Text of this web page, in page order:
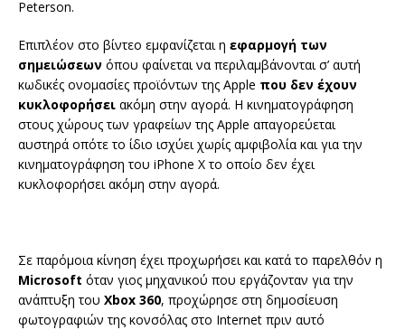
Peterson.
Επιπλέον στο βίντεο εμφανίζεται η εφαρμογή των
σημειώσεων όπου φαίνεται να περιλαμβάνονται σ’ αυτή
κωδικές ονομασίες προϊόντων της Apple που δεν έχουν
κυκλοφορήσει ακόμη στην αγορά. Η κινηματογράφηση
στους χώρους των γραφείων της Apple απαγορεύεται
αυστηρά οπότε το ίδιο ισχύει χωρίς αμφιβολία και για την
κινηματογράφηση του iPhone X το οποίο δεν έχει
κυκλοφορήσει ακόμη στην αγορά.
Σε παρόμοια κίνηση έχει προχωρήσει και κατά το παρελθόν η
Microsoft όταν γιος μηχανικού που εργάζονταν για την
ανάπτυξη του Xbox 360, προχώρησε στη δημοσίευση
φωτογραφιών της κονσόλας στο Internet πριν αυτό